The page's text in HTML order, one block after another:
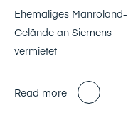
Ehemaliges Manroland-
Gelände an Siemens
vermietet
Read more